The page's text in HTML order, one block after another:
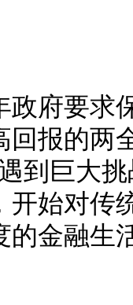
政府要求
回报的两
到巨大
开始对传
的金融生